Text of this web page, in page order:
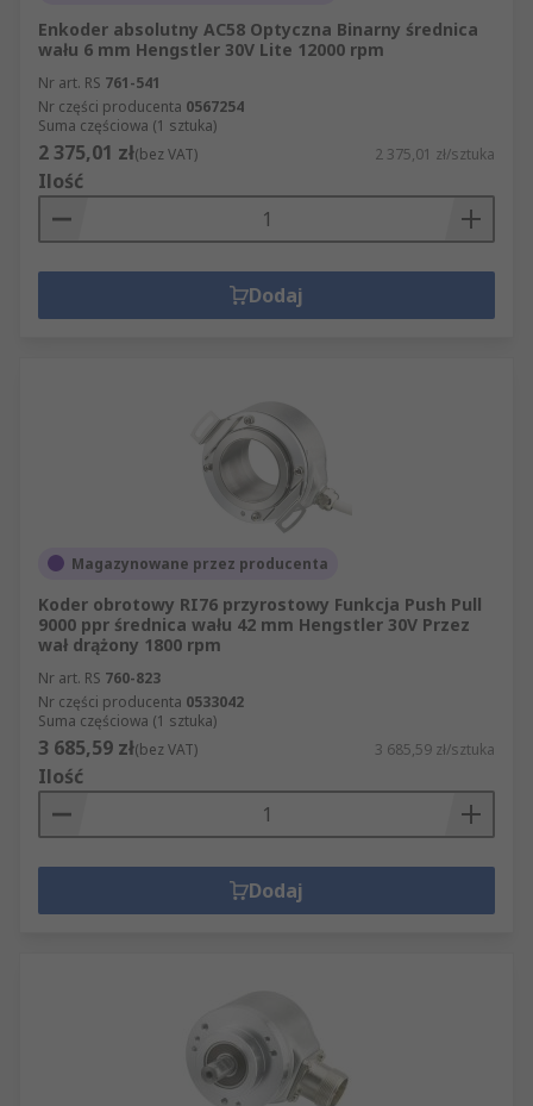
Enkoder absolutny AC58 Optyczna Binarny średnica
wału 6 mm Hengstler 30V Lite 12000 rpm
Nr art. RS 761-541
Nr części producenta 0567254
Suma częściowa (1 sztuka)
2 375,01 zł(bez VAT) 2 375,01 zł/sztuka
Ilość
Dodaj
Magazynowane przez producenta
Koder obrotowy RI76 przyrostowy Funkcja Push Pull
9000 ppr średnica wału 42 mm Hengstler 30V Przez
wał drążony 1800 rpm
Nr art. RS 760-823
Nr części producenta 0533042
Suma częściowa (1 sztuka)
3 685,59 zł(bez VAT) 3 685,59 zł/sztuka
Ilość
Dodaj